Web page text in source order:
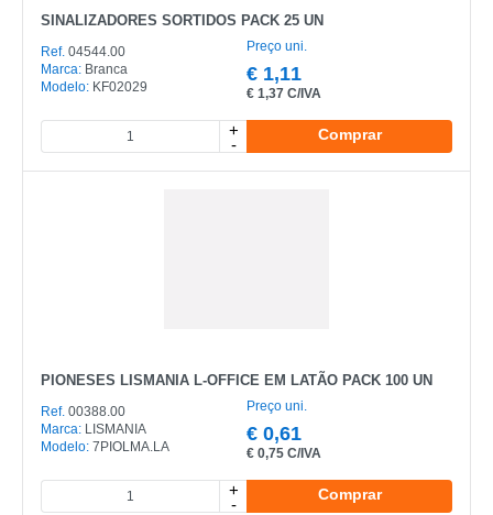
SINALIZADORES SORTIDOS PACK 25 UN
Ref. 04544.00
Marca: Branca
Modelo: KF02029
Preço uni.
€ 1,11
€ 1,37 C/IVA
+
-
Comprar
PIONESES LISMANIA L-OFFICE EM LATÃO PACK 100 UN
Ref. 00388.00
Marca: LISMANIA
Modelo: 7PIOLMA.LA
Preço uni.
€ 0,61
€ 0,75 C/IVA
+
-
Comprar